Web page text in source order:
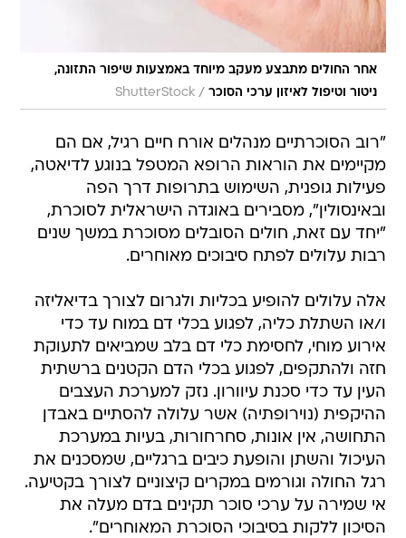
אחר החולים מתבצע מעקב מיוחד באמצעות שיפור התזונה,
ניטור וטיפול לאיזון ערכי הסוכר /
ShutterStock
"רוב הסוכרתיים מנהלים אורח חיים רגיל, אם הם
מקיימים את הוראות הרופא המטפל בנוגע לדיאטה,
פעילות גופנית, השימוש בתרופות דרך הפה
ובאינסולין", מסבירים באוגדה הישראלית לסוכרת,
"יחד עם זאת, חולים הסובלים מסוכרת במשך שנים
רבות עלולים לפתח סיבוכים מאוחרים.
אלה עלולים להופיע בכליות ולגרום לצורך בדיאליזה
ו/או השתלת כליה, לפגוע בכלי דם במוח עד כדי
אירוע מוחי, לחסימת כלי דם בלב שמביאים לתעוקת
חזה ולהתקפים, לפגוע בכלי הדם הקטנים ברשתית
העין עד כדי סכנת עיוורון. נזק למערכת העצבים
ההיקפית (נוירופתיה) אשר עלולה להסתיים באבדן
התחושה, אין אונות, סחרחורות, בעיות במערכת
העיכול והשתן והופעת כיבים ברגליים, שמסכנים את
רגל החולה וגורמים במקרים קיצוניים לצורך בקטיעה.
אי שמירה על ערכי סוכר תקינים בדם מעלה את
הסיכון ללקות בסיבוכי הסוכרת המאוחרים".